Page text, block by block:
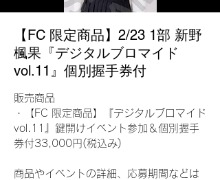
【FC 限定商品】2/23 1部 新野
楓果『デジタルブロマイド
vol.11』個別握手券付
販売商品
・【FC 限定商品】『デジタルブロマイド
vol.11』鍵開けイベント参加＆個別握手
券付33,000円(税込み)
商品やイベントの詳細、応募期間などは